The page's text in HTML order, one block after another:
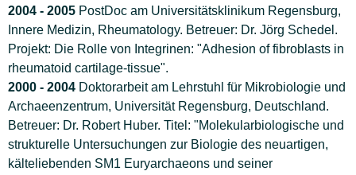
2004 - 2005 PostDoc am Universitätsklinikum Regensburg,
Innere Medizin, Rheumatology. Betreuer: Dr. Jörg Schedel.
Projekt: Die Rolle von Integrinen: "Adhesion of fibroblasts in
rheumatoid cartilage-tissue".
2000 - 2004 Doktorarbeit am Lehrstuhl für Mikrobiologie und
Archaeenzentrum, Universität Regensburg, Deutschland.
Betreuer: Dr. Robert Huber. Titel: "Molekularbiologische und
strukturelle Untersuchungen zur Biologie des neuartigen,
kälteliebenden SM1 Euryarchaeons und seiner